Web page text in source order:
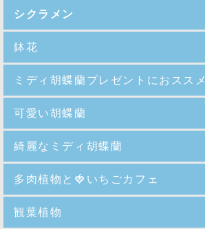
シクラメン
鉢花
ミディ胡蝶蘭プレゼントにおススメ
可愛い胡蝶蘭
綺麗なミディ胡蝶蘭
多肉植物と🍓いちごカフェ
観葉植物